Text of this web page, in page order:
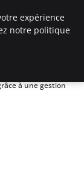
à une gestion
expérience
notre politique